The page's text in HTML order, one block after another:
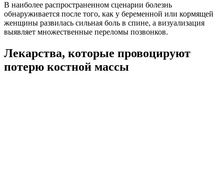
В наиболее распространенном сценарии болезнь
обнаруживается после того, как у беременной или кормящей
женщины развилась сильная боль в спине, а визуализация
выявляет множественные переломы позвонков.
Лекарства, которые провоцируют
потерю костной массы